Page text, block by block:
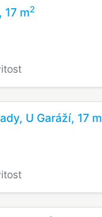
17 m2
U Garáží, 17 m